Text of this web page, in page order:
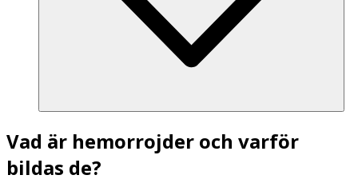
Vad är hemorrojder och varför
bildas de?